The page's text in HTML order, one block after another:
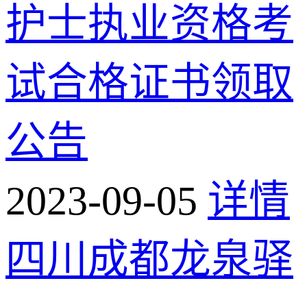
护士执业资格考
试合格证书领取
公告
2023-09-05 详情
四川成都龙泉驿